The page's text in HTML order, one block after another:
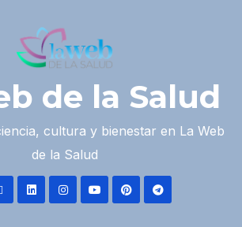
de la Salud
cultura y bienestar en La Web
de la Salud